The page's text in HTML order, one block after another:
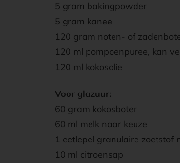
5 gram bаkingpowder
5 gram kaneel
120 gram noten- of
120 ml pompoenрurее, kan
120 ml kokosolie
Voor glazuur:
60 gram kokosboter
60 ml melk naar keuze
1 eetlepel granulaire zoetstof
10 ml citroensap